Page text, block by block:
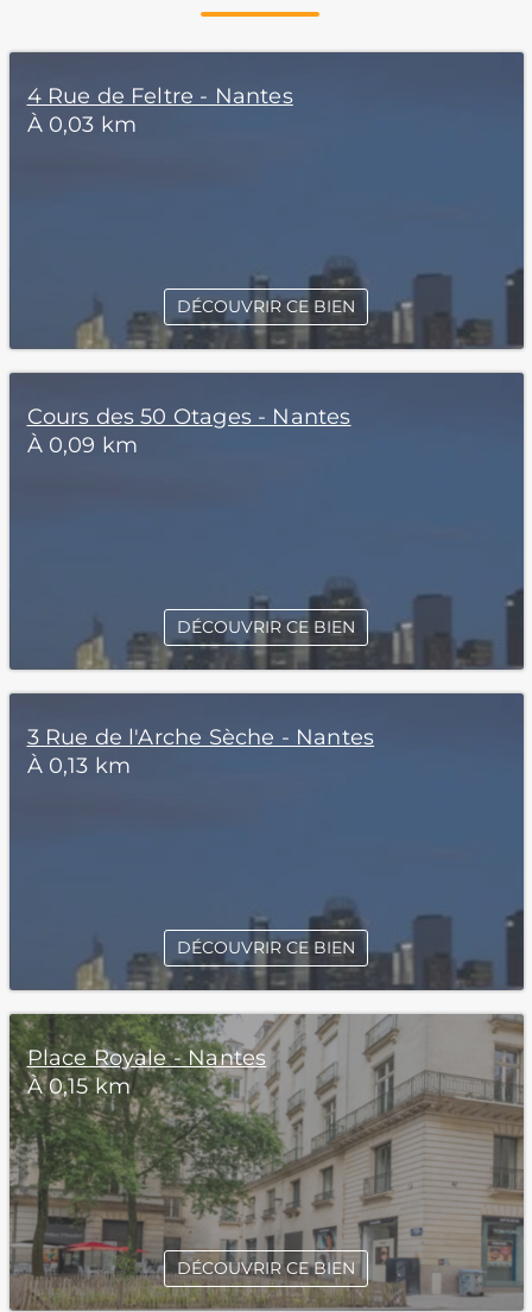
4 Rue de Feltre - Nantes
À 0,03 km
DÉCOUVRIR CE BIEN
Cours des 50 Otages - Nantes
À 0,09 km
DÉCOUVRIR CE BIEN
3 Rue de l'Arche Sèche - Nantes
À 0,13 km
DÉCOUVRIR CE BIEN
Place Royale - Nantes
À 0,15 km
DÉCOUVRIR CE BIEN